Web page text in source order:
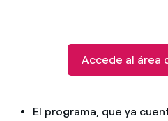
Ofertas para autónomos
Accede al área
El programa, que ya